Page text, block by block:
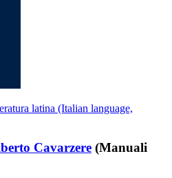
latina (Italian language,
Cavarzere (Manuali